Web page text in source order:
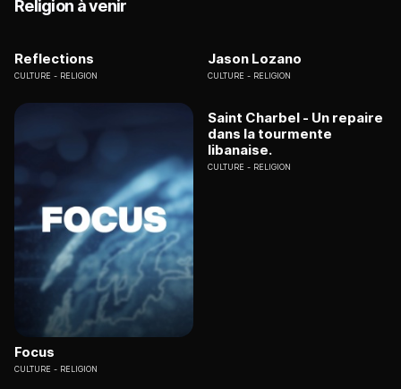
Religion à venir
Reflections
CULTURE RELIGION
Jason Lozano
CULTURE RELIGION
Focus
CULTURE RELIGION
Saint Charbel - Un repaire
dans la tourmente
libanaise.
CULTURE RELIGION